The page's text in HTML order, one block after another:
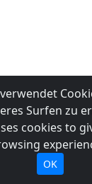
Surfen zu
cookies to
OK